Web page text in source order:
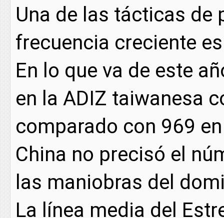
Una de las tácticas de
frecuencia creciente
En lo que va de este
en la ADIZ taiwanesa
comparado con 969
China no precisó el
las maniobras del
La línea media del